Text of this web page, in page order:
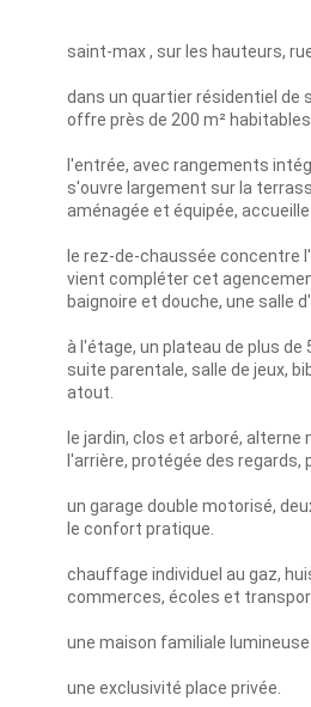
saint-max , sur les hauteurs,
dans un quartier résidentiel de
offre près de 200 m²
l'entrée, avec rangements
s'ouvre largement sur la
aménagée et équipée,
le rez-de-chaussée concentre
vient compléter cet
baignoire et douche, une salle
à l'étage, un plateau de plus
suite parentale, salle de jeux,
atout.
le jardin, clos et arboré,
l'arrière, protégée des regards,
un garage double motorisé,
le confort pratique.
chauffage individuel au gaz,
commerces, écoles et
une maison familiale
une exclusivité place privée.